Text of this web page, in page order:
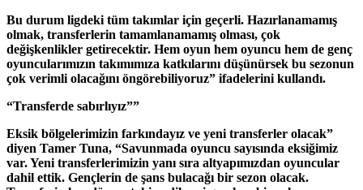
Bu durum ligdeki tüm takımlar için geçerli. Hazırlanamamış
olmak, transferlerin tamamlanamamış olması, çok
değişkenlikler getirecektir. Hem oyun hem oyuncu hem de genç
oyuncularımızın takımımıza katkılarını düşünürsek bu sezonun
çok verimli olacağını öngörebiliyoruz” ifadelerini kullandı.
“Transferde sabırlıyız””
Eksik bölgelerimizin farkındayız ve yeni transferler olacak”
diyen Tamer Tuna, “Savunmada oyuncu sayısında eksiğimiz
var. Yeni transferlerimizin yanı sıra altyapımızdan oyuncular
dahil ettik. Gençlerin de şans bulacağı bir sezon olacak.